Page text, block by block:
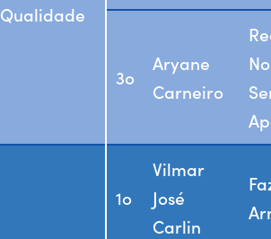
Qualidade
3o
Aryane
Carneiro
1o
Vilmar
José
Carlin